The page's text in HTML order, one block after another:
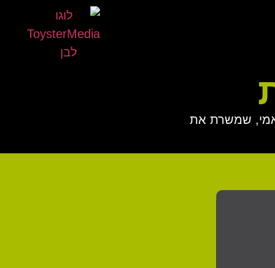
שמשרת את